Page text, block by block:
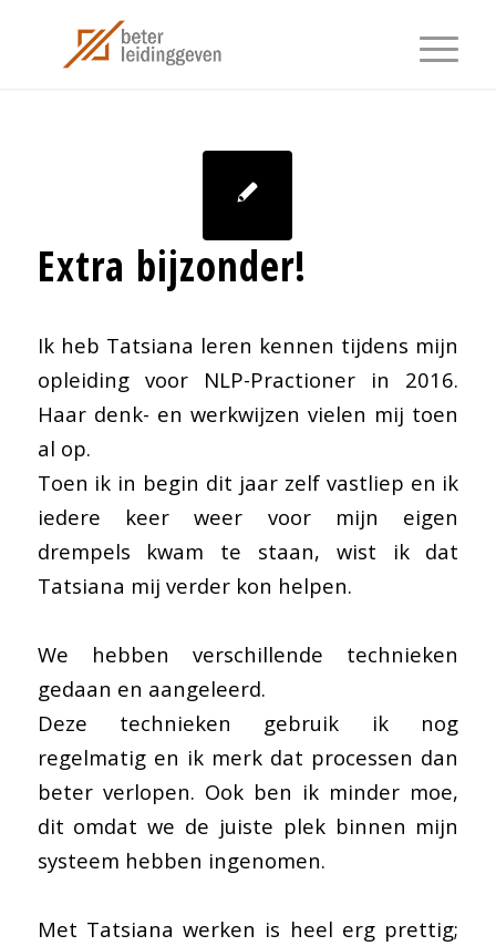
Extra bijzonder!
Ik heb Tatsiana leren kennen tijdens mijn
opleiding voor NLP-Practioner in 2016.
Haar denk- en werkwijzen vielen mij toen
al op.
Toen ik in begin dit jaar zelf vastliep en ik
iedere keer weer voor mijn eigen
drempels kwam te staan, wist ik dat
Tatsiana mij verder kon helpen.
We hebben verschillende technieken
gedaan en aangeleerd.
Deze technieken gebruik ik nog
regelmatig en ik merk dat processen dan
beter verlopen. Ook ben ik minder moe,
dit omdat we de juiste plek binnen mijn
systeem hebben ingenomen.
Met Tatsiana werken is heel erg prettig;